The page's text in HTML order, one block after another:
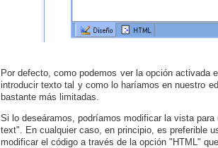
Por defecto, como podemos ver la opción activada
introducir texto tal y como lo haríamos en nuestro
bastante más limitadas.
Si lo deseáramos, podríamos modificar la vista
text". En cualquier caso, en principio, es preferible
modificar el código a través de la opción "HTML"